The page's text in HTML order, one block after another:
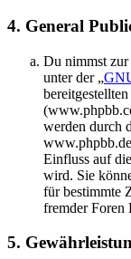
4. General
Du nimmst zur
unter der „
werden durch
Einfluss auf
wird. Sie
für bestimmte
fremder Foren
5.